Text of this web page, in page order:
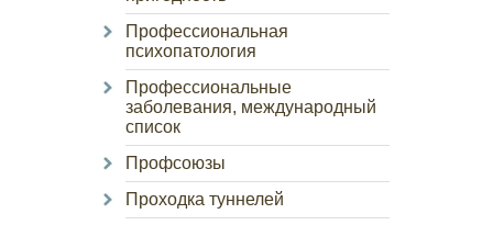
Профессиональная
психопатология
Профессиональные
заболевания, международный
список
Профсоюзы
Проходка туннелей